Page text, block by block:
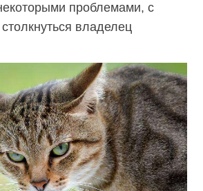
проблемами, с
владелец